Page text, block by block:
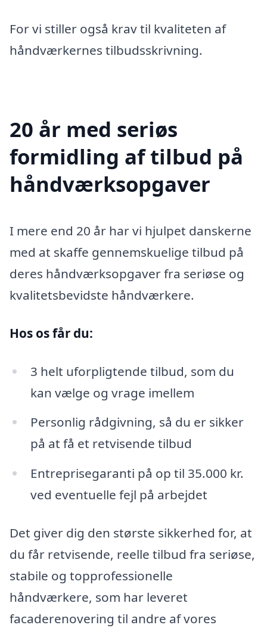
For vi stiller også krav til kvaliteten af
håndværkernes tilbudsskrivning.
20 år med seriøs
formidling af tilbud på
håndværksopgaver
I mere end 20 år har vi hjulpet danskerne
med at skaffe gennemskuelige tilbud på
deres håndværksopgaver fra seriøse og
kvalitetsbevidste håndværkere.
Hos os får du:
3 helt uforpligtende tilbud, som du
kan vælge og vrage imellem
Personlig rådgivning, så du er sikker
på at få et retvisende tilbud
Entreprisegaranti på op til 35.000 kr.
ved eventuelle fejl på arbejdet
Det giver dig den største sikkerhed for, at
du får retvisende, reelle tilbud fra seriøse,
stabile og topprofessionelle
håndværkere, som har leveret
facaderenovering til andre af vores